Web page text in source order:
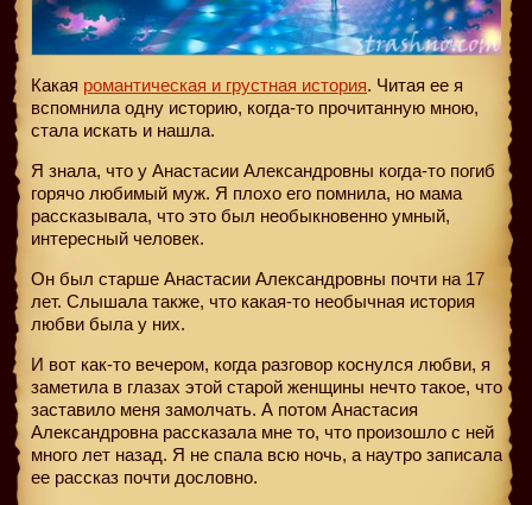
Какая романтическая и грустная история. Читая ее я
вспомнила одну историю, когда-то прочитанную мною,
стала искать и нашла.
Я знала, что у Анастасии Александровны когда-то погиб
горячо любимый муж. Я плохо его помнила, но мама
рассказывала, что это был необыкновенно умный,
интересный человек.
Он был старше Анастасии Александровны почти на 17
лет. Слышала также, что какая-то необычная история
любви была у них.
И вот как-то вечером, когда разговор коснулся любви, я
заметила в глазах этой старой женщины нечто такое, что
заставило меня замолчать. А потом Анастасия
Александровна рассказала мне то, что произошло с ней
много лет назад. Я не спала всю ночь, а наутро записала
ее рассказ почти дословно.